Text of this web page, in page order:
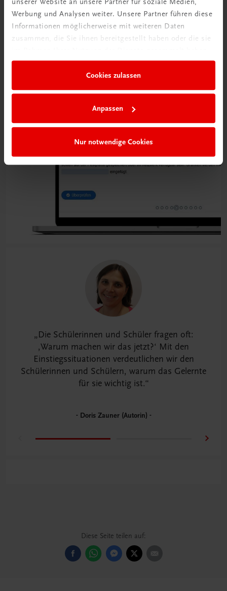
Werbung und Analysen weiter. Unsere Partner führen diese
Informationen möglicherweise mit weiteren Daten
zusammen, die Sie ihnen bereitgestellt haben oder die sie
Cookies zulassen
Anpassen
Nur notwendige Cookies
Interaktive
Die Schülerinnen und Schüler fragen oft:
,Warum machen wir das jetzt?‘ Mit den
Einstiegssituationen verdeutlichen wir den
Schülerinnen und Schülern, warum das Gelernte
für sie wichtig ist.
Doris Zauner (Autorin)
Diese Seite teilen auf: